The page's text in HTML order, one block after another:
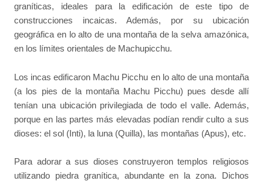
graníticas, ideales para la edificación de este tipo de
construcciones incaicas. Además, por su ubicación
geográfica en lo alto de una montaña de la selva amazónica,
en los límites orientales de Machupicchu.
Los incas edificaron Machu Picchu en lo alto de una montaña
(a los pies de la montaña Machu Picchu) pues desde allí
tenían una ubicación privilegiada de todo el valle. Además,
porque en las partes más elevadas podían rendir culto a sus
dioses: el sol (Inti), la luna (Quilla), las montañas (Apus), etc.
Para adorar a sus dioses construyeron templos religiosos
utilizando piedra granítica, abundante en la zona. Dichos